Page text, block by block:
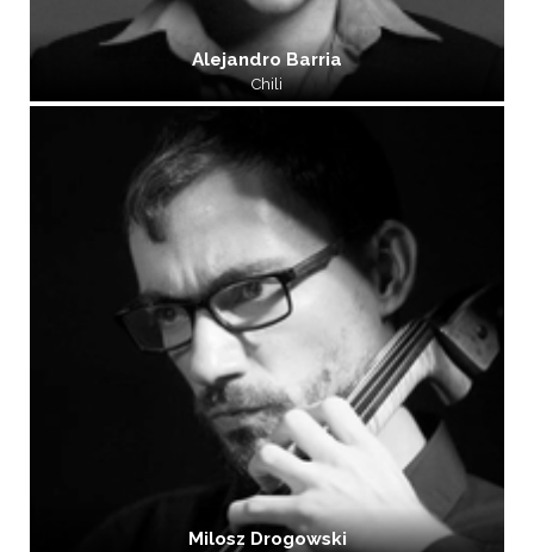
Alejandro Barria
Chili
Milosz Drogowski